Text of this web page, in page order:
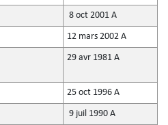
8 oct 2001 A
12 mars 2002 A
29 avr 1981 A
25 oct 1996 A
9 juil 1990 A